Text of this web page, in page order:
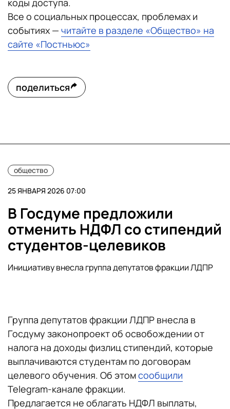
коды доступа.
Все о социальных процессах, проблемах и
событиях — читайте в разделе «Общество» на
сайте «Постньюс»
поделиться
общество
25 ЯНВАРЯ 2026 07:00
В Госдуме предложили
отменить НДФЛ со стипендий
студентов-целевиков
Инициативу внесла группа депутатов фракции ЛДПР
Группа депутатов фракции ЛДПР внесла в
Госдуму законопроект об освобождении от
налога на доходы физлиц стипендий, которые
выплачиваются студентам по договорам
целевого обучения. Об этомсообщили
Telegram-канале фракции.
Предлагается не облагать НДФЛ выплаты,